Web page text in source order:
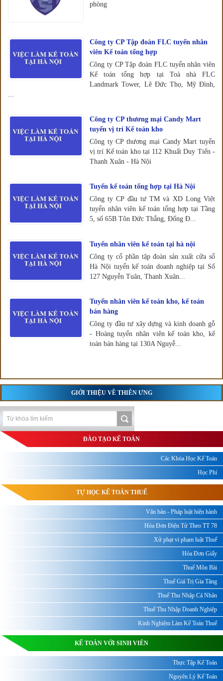
phòng
Công ty CP Tập đoàn FLC tuyển nhân
viên Kế toán tổng hợp
Công ty CP Tập đoàn FLC tuyển nhân viên
Kế toán tổng hợp tại Toà nhà FLC
Landmark Tower, Lê Đức Thọ, Mỹ Đình,
...
Công ty CP thương mại Candy Mart
tuyển vị trí Kế toán kho
Công ty CP thương mại Candy Mart tuyển
vị trí Kế toán kho tại 112 Khuất Duy Tiến -
Thanh Xuân - Hà Nội
Tuyển kế toán tổng hợp tại Hà Nội
Công ty CP đầu tư TM và XD Long Việt
tuyển nhân viên kế toán tổng hợp tại Tầng
5, số 65B Tôn Đức Thắng, Đống Đ...
Tuyển nhân viên kế toán tại hà nội
Công ty cổ phần tập đoàn sản xuất cửa sổ
Hà Nội tuyển kế toán doanh nghiệp tại Số
127 Nguyễn Tuân, Thanh Xuân...
Tuyển nhân viên kế toán kho, kế toán
bán hàng
Công ty đầu tư xây dựng và kinh doanh gỗ
- Hoàng tuyển nhân viên kế toán kho, kế
toán bán hàng tại 130A Nguyễ...
GIỚI THIỆU VỀ THIÊN ƯNG
ĐÀO TẠO KẾ TOÁN
Các Khóa Học Kế Toán
Học Phí
TỰ HỌC KẾ TOÁN THUẾ
Văn bản - Pháp luật hiện hành
Hóa Đơn Điện Tử Theo TT 78
Xử phạt vi phạm luật Thuế
Hóa Đơn Giấy
Thuế Môn Bài
Thuế Giá Trị Gia Tăng
Thuế Thu Nhập Cá Nhân
Thuế Thu Nhập Doanh Nghiệp
Kinh Nghiệm Làm Kế Toán Thuế
KẾ TOÁN VỚI SINH VIÊN
Thực Tập Kế Toán
Nguyên Lý Kế Toán